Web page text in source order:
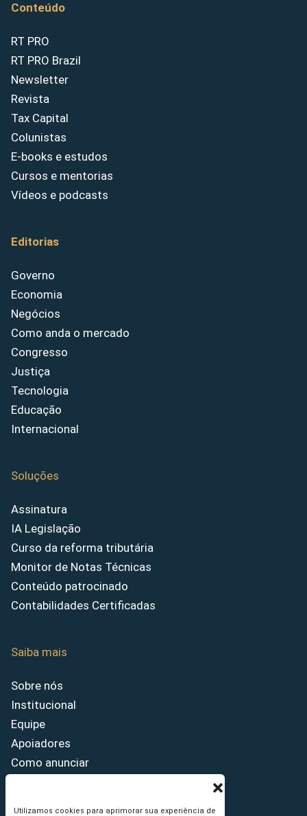
Utilizamos cookies para aprimorar sua experiência de
Conteúdo
RT PRO
RT PRO Brazil
Newsletter
Revista
Tax Capital
Colunistas
E-books e estudos
Cursos e mentorias
Vídeos e podcasts
Editorias
Governo
Economia
Negócios
Como anda o mercado
Congresso
Justiça
Tecnologia
Educação
Internacional
Soluções
Assinatura
IA Legislação
Curso da reforma tributária
Monitor de Notas Técnicas
Conteúdo patrocinado
Contabilidades Certificadas
Saiba mais
Sobre nós
Institucional
Equipe
Apoiadores
Como anunciar